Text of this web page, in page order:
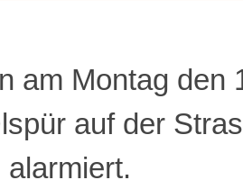
am Montag den
auf der